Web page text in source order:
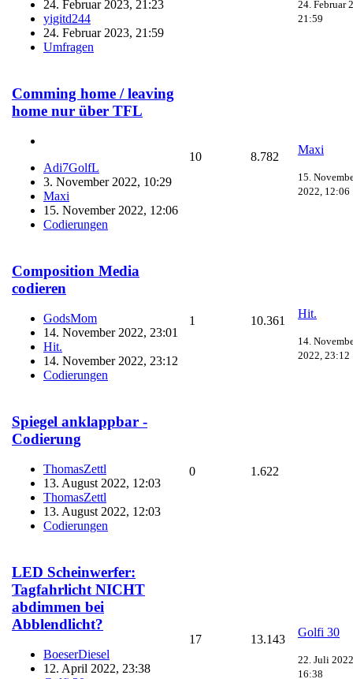
24. Februar 2023, 21:23
yigitd244
24. Februar 2023, 21:59
Umfragen
24. Februar
21:59
Comming home / leaving
home nur über TFL
Adi7GolfL
3. November 2022, 10:29
Maxi
15. November 2022, 12:06
Codierungen
10 8.782
Maxi
15.
2022, 12:06
Composition Media
codieren
GodsMom
14. November 2022, 23:01
Hit.
14. November 2022, 23:12
Codierungen
1 10.361
Hit.
14.
2022, 23:12
Spiegel anklappbar -
Codierung
ThomasZettl
13. August 2022, 12:03
ThomasZettl
13. August 2022, 12:03
Codierungen
0 1.622
LED Scheinwerfer:
Tagfahrlicht NICHT
abdimmen bei
Abblendlicht?
BoeserDiesel
12. April 2022, 23:38
17 13.143
Golfi 30
22. Juli
16:38